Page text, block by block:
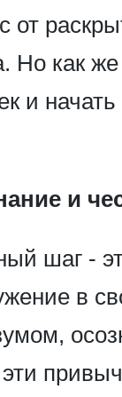
от
Но как
и начать
и
шаг -
в